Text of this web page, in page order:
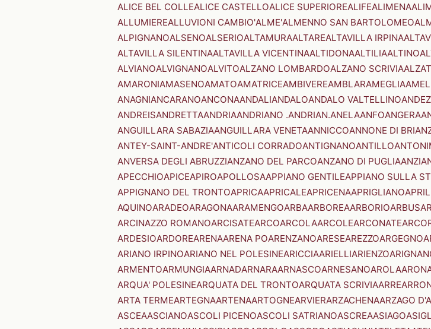
ALICE BEL COLLEALICE CASTELLOALICE SUPERIOREALIFEALIMENA
ALLUMIEREALLUVIONI CAMBIO'ALME'ALMENNO SAN BARTOLOMEO
ALPIGNANOALSENOALSERIOALTAMURAALTAREALTAVILLA IRPINA
ALTAVILLA SILENTINAALTAVILLA VICENTINAALTIDONAALTILIAALTINO
ALVIANOALVIGNANOALVITOALZANO LOMBARDOALZANO SCRIVIA
AMARONIAMASENOAMATOAMATRICEAMBIVEREAMBLARAMEGLIA
ANAGNIANCARANOANCONAANDALIANDALOANDALO VALTELLINO
ANDREISANDRETTAANDRIAANDRIANO .ANDRIAN.ANELAANFOANGERA
ANGUILLARA SABAZIAANGUILLARA VENETAANNICCOANNONE DI
ANTEY-SAINT-ANDRE'ANTICOLI CORRADOANTIGNANOANTILLO
ANVERSA DEGLI ABRUZZIANZANO DEL PARCOANZANO DI PUGLIAANZI
APECCHIOAPICEAPIROAPOLLOSAAPPIANO GENTILEAPPIANO SULLA
APPIGNANO DEL TRONTOAPRICAAPRICALEAPRICENAAPRIGLIANO
AQUINOARADEOARAGONAARAMENGOARBAARBOREAARBORIOARBUS
ARCINAZZO ROMANOARCISATEARCOARCOLAARCOLEARCONATE
ARDESIOARDOREARENAARENA POARENZANOARESEAREZZOARGEGNO
ARIANO IRPINOARIANO NEL POLESINEARICCIAARIELLIARIENZO
ARMENTOARMUNGIAARNADARNARAARNASCOARNESANOAROLA
ARQUA' POLESINEARQUATA DEL TRONTOARQUATA SCRIVIAARRE
ARTA TERMEARTEGNAARTENAARTOGNEARVIERARZACHENAARZAGO
ASCEAASCIANOASCOLI PICENOASCOLI SATRIANOASCREAASIAGO